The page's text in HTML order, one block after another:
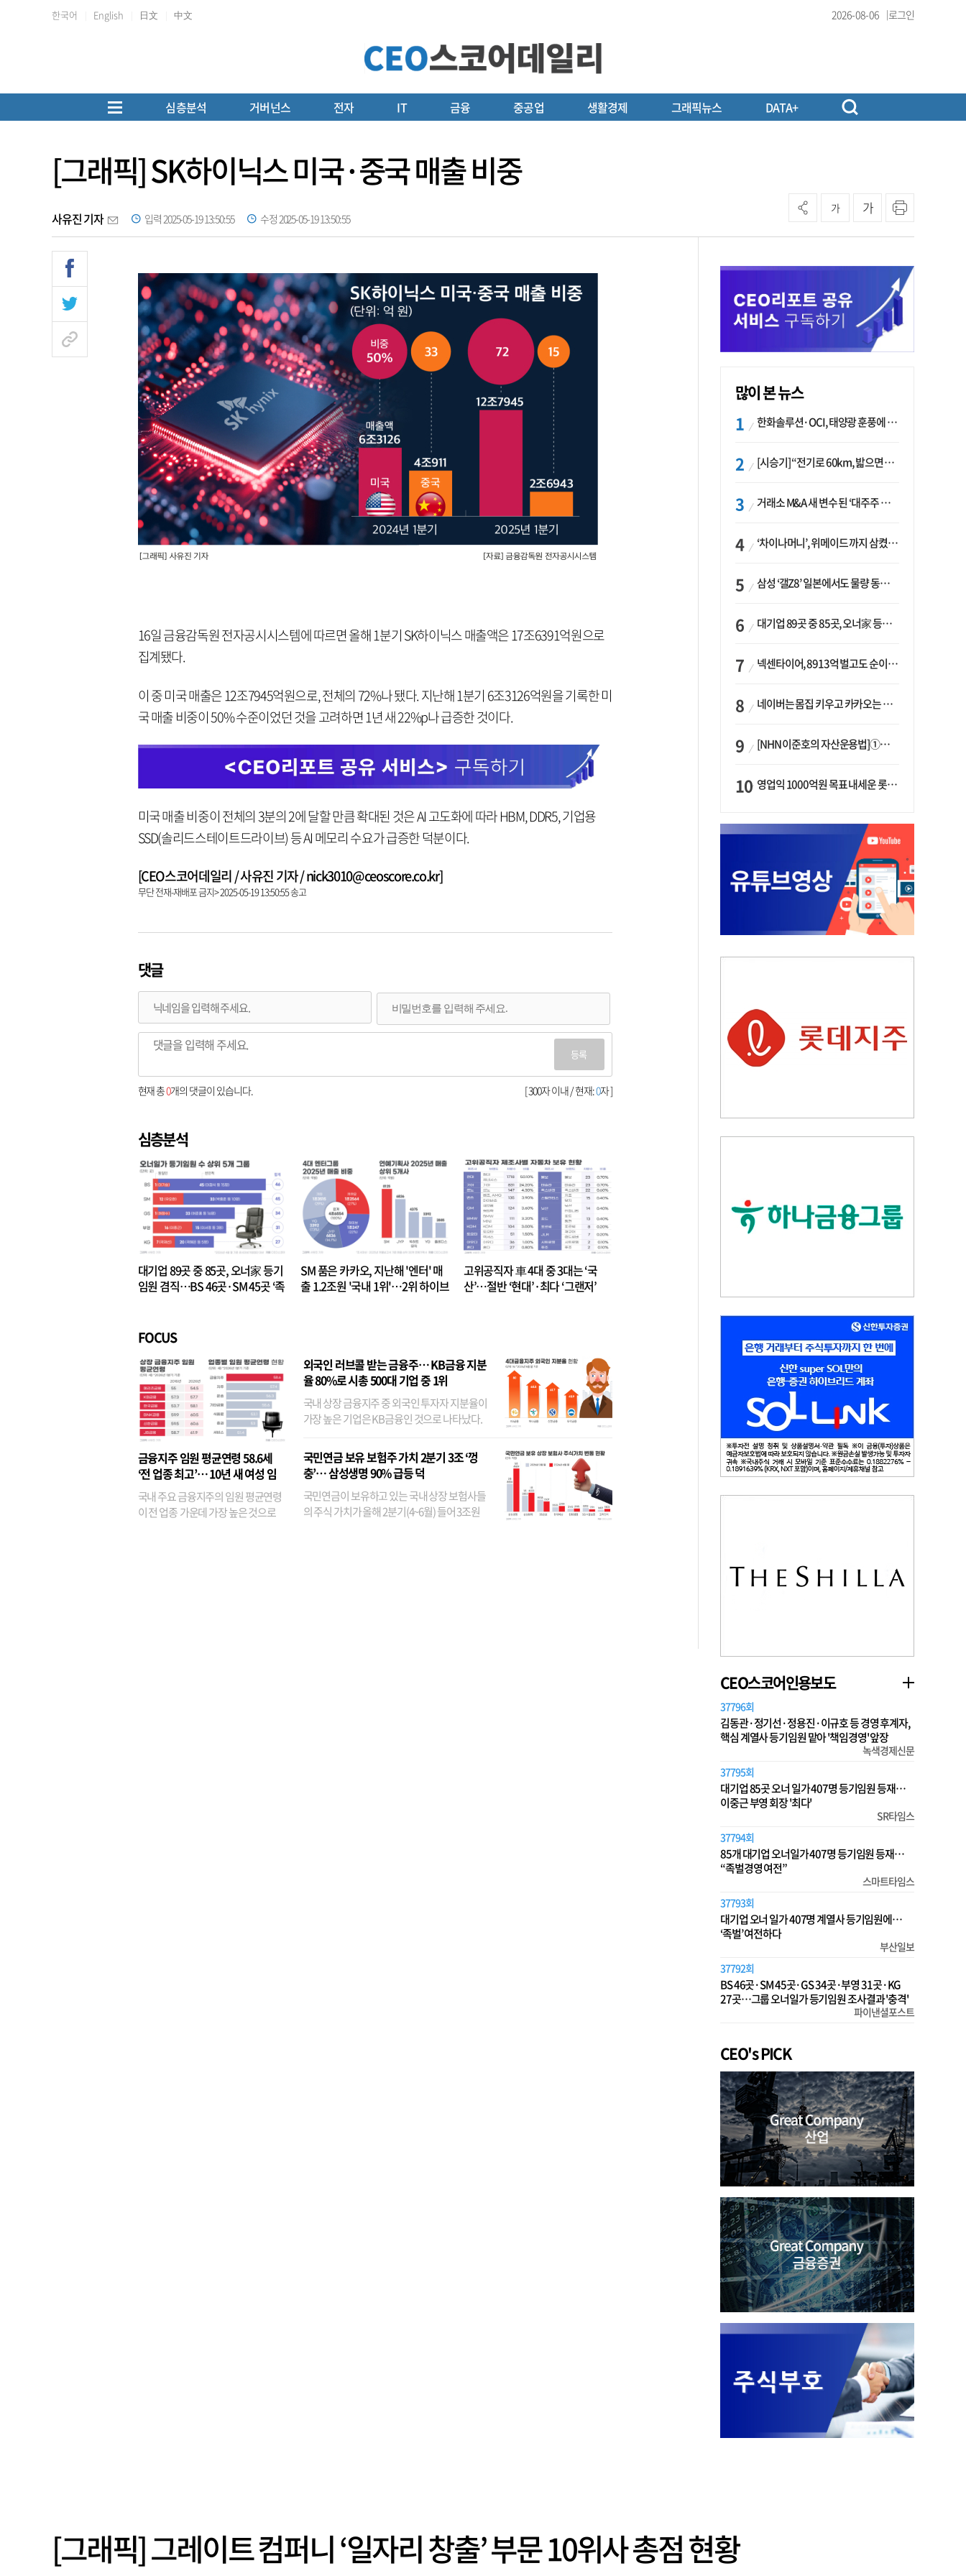
한국어 English 日文 中文 2026-08-06 로그인
심층분석 거버넌스 전자 IT 금융 중공업 생활경제 그래픽뉴스 DATA+
[그래픽] SK하이닉스 미국·중국 매출 비중
사유진 기자 입력 2025-05-19 13:50:55 수정 2025-05-19 13:50:55
가 가
16일 금융감독원 전자공시시스템에 따르면 올해 1분기 SK하이닉스 매출액은 17조6391억원으로
집계됐다.
이 중 미국 매출은 12조7945억원으로, 전체의 72%나 됐다. 지난해 1분기 6조3126억원을 기록한 미
국 매출 비중이 50% 수준이었던 것을 고려하면 1년 새 22%p나 급증한 것이다.
미국 매출 비중이 전체의 3분의 2에 달할 만큼 확대된 것은 AI 고도화에 따라 HBM, DDR5, 기업용
SSD(솔리드스테이트드라이브) 등 AI 메모리 수요가 급증한 덕분이다.
[CEO스코어데일리 / 사유진 기자 / nick3010@ceoscore.co.kr]
무단 전재-재배포 금지> 2025-05-19 13:50:55 송고
댓글
등록
[ 300자 이내 / 현재:0자 ]
현재 총0개의 댓글이 있습니다.
심층분석
대기업 89곳 중 85곳, 오너家 등기
임원 겸직…BS 46곳·SM 45곳 ‘족
SM 품은 카카오, 지난해 '엔터' 매
출 1.2조원 '국내 1위'…2위 하이브
고위공직자 車 4대 중 3대는 ‘국
산’…절반 ‘현대’·최다 ‘그랜저’
FOCUS
금융지주 임원 평균연령 58.6세
‘전 업종 최고’… 10년 새 여성 임
원은 14배 껑충
국내 주요 금융지주의 임원 평균연령
이 전 업종 가운데 가장 높은 것으로
외국인 러브콜 받는 금융주… KB금융 지분
율 80%로 시총 500대 기업 중 1위
국내 상장 금융지주 중 외국인 투자자 지분율이
가장 높은 기업은 KB금융인 것으로 나타났다.
융이었다. 특히 KB금융은 지난달 말 기준 해외
기관투자자 지분율이...
국민연금 보유 보험주 가치 2분기 3조 ‘껑
충’… 삼성생명 90% 급등 덕
국민연금이 보유하고 있는 국내 상장 보험사들
의 주식 가치가 올해 2분기(4~6월) 들어 3조원
많이 본 뉴스
한화솔루션·OCI, 태양광 훈풍에 실적 개선…美 ‘섹션232’ 최대 변수
[시승기] “전기로 60km, 밟으면 462마력”…볼보 XC60 T8의 두 얼굴
거래소 M&A 새 변수 된 ‘대주주 심사’…네이버·두나무 결합도 영향권
‘차이나머니’, 위메이드 까지 삼켰다… K콘텐츠, 글로벌 확장에도 中 투자 ‘경계령’
삼성 ‘갤Z8’ 일본에서도 물량 동났다…애플 참전 앞두고 선두 수성 ‘시험대’
대기업 89곳 중 85곳, 오너家 등기임원 겸직…BS 46곳·SM 45곳 ‘족벌경영’ 고착화
넥센타이어, 8913억 벌고도 순이익 2억…유럽 세부담에 이익 증발
네이버는 몸집 키우고 카카오는 줄였다…‘역대급 실적’에 성장전략은 ‘극과 극’
[NHN 이준호의 자산운용법]①이니시오·JLC ‘부동산’-JLC파트너스 ‘투자’…“부동산 담보대출로 투자재원 확보”
영업익 1000억원 목표 내세운 롯데마트…하반기 ‘오카도’ 시험대
CEO스코어인용보도
37796회
김동관·정기선·정용진·이규호 등 경영 후계자,
핵심 계열사 등기임원 맡아 '책임경영' 앞장
녹색경제신문
37795회
대기업 85곳 오너 일가 407명 등기임원 등재…
이중근 부영 회장 '최다'
SR타임스
37794회
85개 대기업 오너일가 407명 등기임원 등재…
“족벌경영 여전”
스마트타임스
37793회
대기업 오너 일가 407명 계열사 등기임원에…
‘족벌’ 여전하다
부산일보
37792회
BS 46곳·SM 45곳·GS 34곳·부영 31곳·KG
27곳…그룹 오너일가 등기임원 조사결과 '충격'
파이낸셜포스트
CEO's PICK
[그래픽] 그레이트 컴퍼니 ‘일자리 창출’ 부문 10위사 총점 현황